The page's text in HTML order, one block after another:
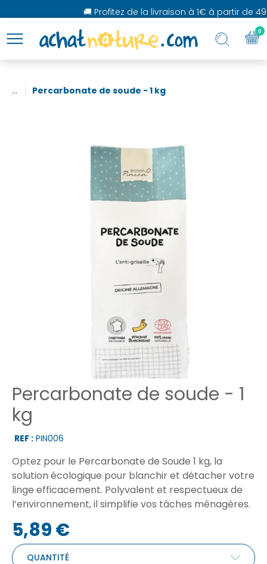
🚚 Profitez de la livraison à 1€ à partir de
... Percarbonate de soude - 1 kg
Percarbonate de soude - 1
kg
REF : PIN006
Optez pour le Percarbonate de Soude 1 kg, la
solution écologique pour blanchir et détacher votre
linge efficacement. Polyvalent et respectueux de
l’environnement, il simplifie vos tâches ménagères.
5,89 €
QUANTITÉ
0